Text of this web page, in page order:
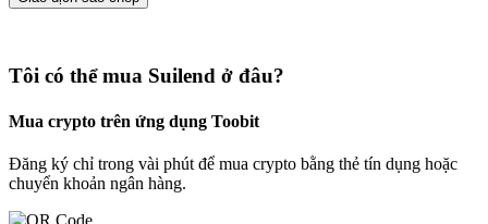
Tôi có thể mua Suilend ở đâu?
Mua crypto trên ứng dụng Toobit
Đăng ký chỉ trong vài phút để mua crypto bằng thẻ tín dụng hoặc
chuyển khoản ngân hàng.